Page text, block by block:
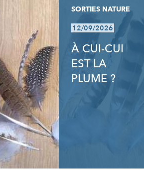
SORTIES NATURE
12/09/2026
À CUI-CUI
EST LA
PLUME ?